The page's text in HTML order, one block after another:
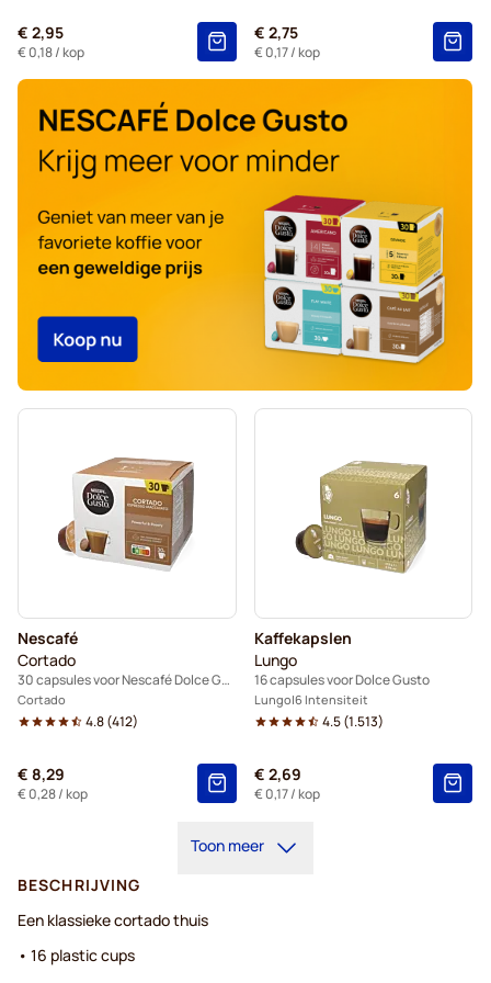
Starbucks® - Capsules voor Dolce Gusto
Kaffekapslen - Koffiecapsules voor Dolce Gusto
Starbucks® Grande - Koffiecapsules voor Dolce Gusto
€ 2,95
€ 0,18/ kop
€ 2,75
€ 0,17/ kop
Nescafé
Cortado
30 capsules voor Nescafé Dolce Gusto
Cortado
4.8(412)
€ 8,29
€ 0,28/ kop
Kaffekapslen
Lungo
16 capsules voor Dolce Gusto
Lungo 6 Intensiteit
4.5(1.513)
€ 2,69
€ 0,17/ kop
Toon meer
BESCHRIJVING
Een klassieke cortado thuis
• 16 plastic cups